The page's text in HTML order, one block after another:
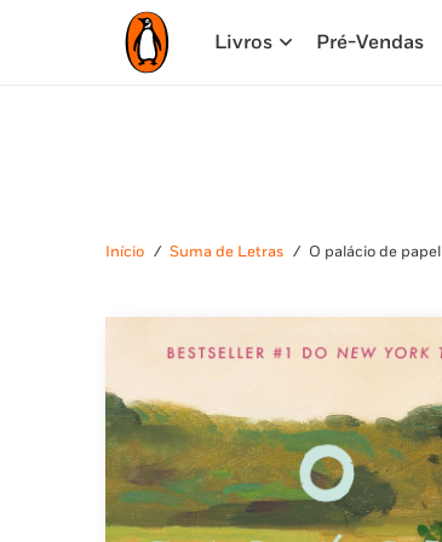
Livros Pré-Vendas
Início / Suma de Letras / O palácio de papel